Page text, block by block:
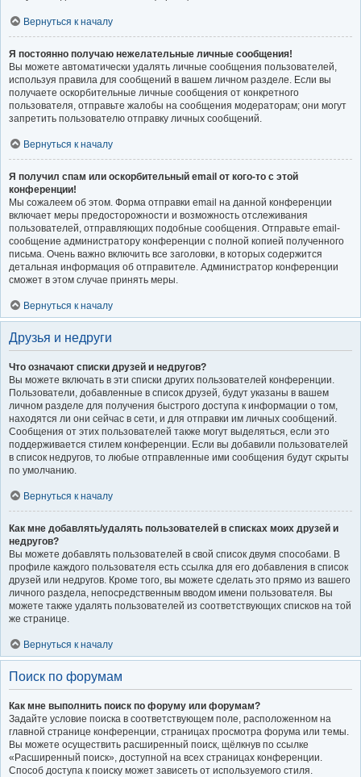
Вернуться к началу
Я постоянно получаю нежелательные личные сообщения!
Вы можете автоматически удалять личные сообщения пользователей,
используя правила для сообщений в вашем личном разделе. Если вы
получаете оскорбительные личные сообщения от конкретного
пользователя, отправьте жалобы на сообщения модераторам; они могут
запретить пользователю отправку личных сообщений.
Вернуться к началу
Я получил спам или оскорбительный email от кого-то с этой
конференции!
Мы сожалеем об этом. Форма отправки email на данной конференции
включает меры предосторожности и возможность отслеживания
пользователей, отправляющих подобные сообщения. Отправьте email-
сообщение администратору конференции с полной копией полученного
письма. Очень важно включить все заголовки, в которых содержится
детальная информация об отправителе. Администратор конференции
сможет в этом случае принять меры.
Вернуться к началу
Друзья и недруги
Что означают списки друзей и недругов?
Вы можете включать в эти списки других пользователей конференции.
Пользователи, добавленные в список друзей, будут указаны в вашем
личном разделе для получения быстрого доступа к информации о том,
находятся ли они сейчас в сети, и для отправки им личных сообщений.
Сообщения от этих пользователей также могут выделяться, если это
поддерживается стилем конференции. Если вы добавили пользователей
в список недругов, то любые отправленные ими сообщения будут скрыты
по умолчанию.
Вернуться к началу
Как мне добавлять/удалять пользователей в списках моих друзей и
недругов?
Вы можете добавлять пользователей в свой список двумя способами. В
профиле каждого пользователя есть ссылка для его добавления в список
друзей или недругов. Кроме того, вы можете сделать это прямо из вашего
личного раздела, непосредственным вводом имени пользователя. Вы
можете также удалять пользователей из соответствующих списков на той
же странице.
Вернуться к началу
Поиск по форумам
Как мне выполнить поиск по форуму или форумам?
Задайте условие поиска в соответствующем поле, расположенном на
главной странице конференции, страницах просмотра форума или темы.
Вы можете осуществить расширенный поиск, щёлкнув по ссылке
«Расширенный поиск», доступной на всех страницах конференции.
Способ доступа к поиску может зависеть от используемого стиля.